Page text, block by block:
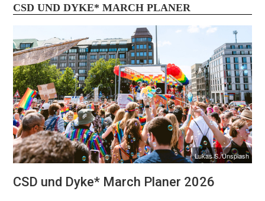
CSD UND DYKE* MARCH PLANER
Lukas S./Unsplash
CSD und Dyke* March Planer 2026